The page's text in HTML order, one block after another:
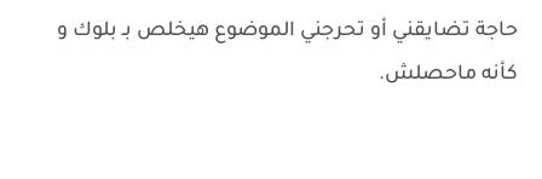
حاجة تضايقني أو تحرجني الموضوع هيخلص بـ بلوك و
كأنه ماحصلش.